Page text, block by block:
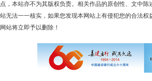
点，本站亦不为其版权负责。相关作品的原创性、文中陈
站无法一一核实，如果您发现本网站上有侵犯您的合法权
网站将立即予以删除！